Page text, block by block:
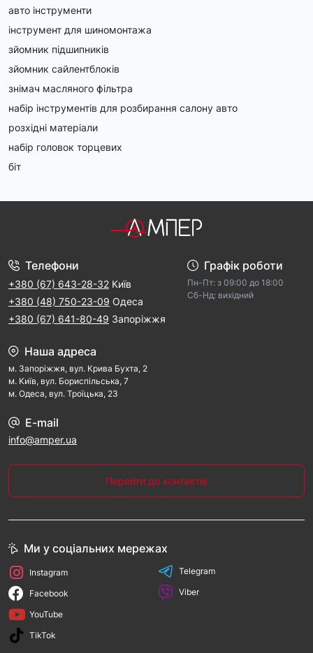
авто інструменти
інструмент для шиномонтажа
зйомник підшипників
зйомник сайлентблоків
знімач масляного фільтра
набір інструментів для розбирання салону авто
розхідні матеріали
набір головок торцевих
біт
Телефони
+380 (67) 643-28-32 Київ
+380 (48) 750-23-09 Одеса
+380 (67) 641-80-49 Запоріжжя
Графік роботи
Пн-Пт: з 09:00 дo 18:00
Cб-Hд: виxідний
Наша адреса
м. Запорiжжя, вул. Крива Бухта, 2
м. Kиїв, вул. Бориспільська, 7
м. Одеса, вул. Троїцька, 23
E-mail
info@amper.ua
Перейти до контактів
Ми у соціальних мережах
Instagram
Facebook
YouTube
TikTok
Telegram
Viber